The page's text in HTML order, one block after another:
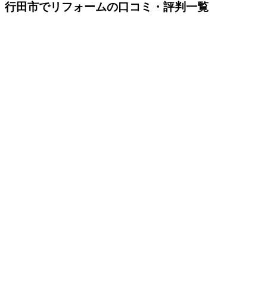
行田市でリフォームの口コミ・評判一覧